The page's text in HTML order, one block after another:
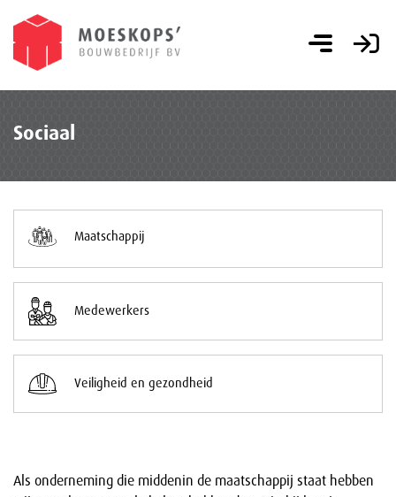
Sociaal
Maatschappij
Medewerkers
Veiligheid en gezondheid
Als onderneming die middenin de maatschappij staat hebben